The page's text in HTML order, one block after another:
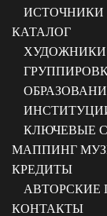
ИСТОЧНИКИ
КАТАЛОГ
ХУДОЖНИКИ
КЛЮЧЕВЫЕ
МАППИНГ
КРЕДИТЫ
АВТОРСКИЕ
КОНТАКТЫ